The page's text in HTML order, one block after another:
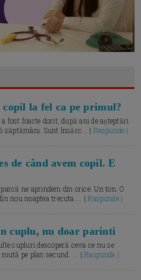
la fel ca pe primul?
fost foarte dorit, după ani de așteptări
săptămâni. Sunt însărc... | Raspunde |
de când avem copil. E
ne aprindem din orice. Un ton. O
nou noaptea trecuta.... |Raspunde |
cuplu, nu doar parinti
cupluri descoperă ceva ce nu se
mută pe plan secund. ... |Raspunde |